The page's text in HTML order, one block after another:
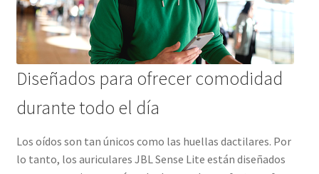
Diseñados para ofrecer comodidad
durante todo el día
Los oídos son tan únicos como las huellas dactilares. Por
lo tanto, los auriculares JBL Sense Lite están diseñados